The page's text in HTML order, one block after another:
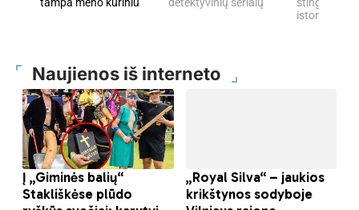
istorijų
Naujienos iš interneto